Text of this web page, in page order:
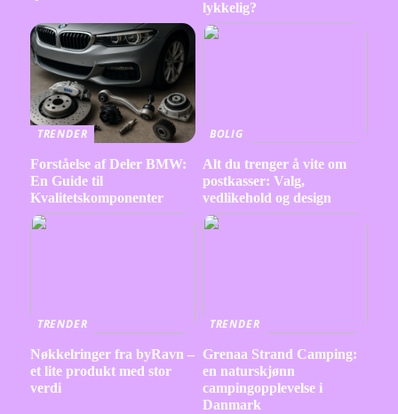
lykkelig?
TRENDER
Forståelse af Deler BMW:
En Guide til
Kvalitetskomponenter
BOLIG
Alt du trenger å vite om
postkasser: Valg,
vedlikehold og design
TRENDER
Nøkkelringer fra byRavn –
et lite produkt med stor
verdi
TRENDER
Grenaa Strand Camping:
en naturskjønn
campingopplevelse i
Danmark